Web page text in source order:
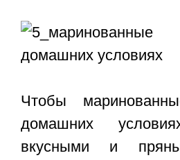
Чтобы
домашних
вкусными и